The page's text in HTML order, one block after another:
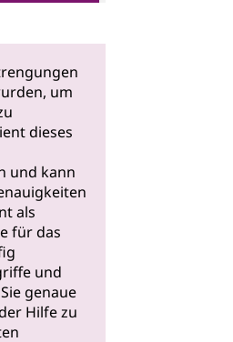
um
dieses
und kann
als
für das
und
genaue
Hilfe zu